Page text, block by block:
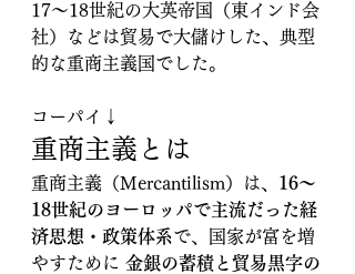
17～18世紀の大英帝国（東インド会
社）などは貿易で大儲けした、典型
的な重商主義国でした。
コーパイ↓
重商主義とは
重商主義（Mercantilism）は、 16〜
18世紀のヨーロッパで主流だった経
済思想・政策体系で、国家が富を増
やすために 金銀の蓄積と貿易黒字の